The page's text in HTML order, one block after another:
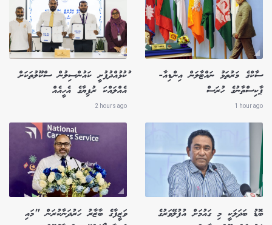
ސާކްގެ މަރުތަޅު ނައްޓާލަން އިންޑިއާ-
ޕާކިސްތާނުގެ ހުރަސް
1 hour ago
ުކުޅުއްދުފުށީ ކައުންސިލުން ސްކޫލުތަކަށް
އެއްލައްކަ ރުފިޔާގެ އެހީއެއް
2 hours ago
ބޮޑު ބަދަލަކީ މި ގައުމަށް އުފުލޭވަރުގެ
ވަޒީފާގެ ބާޒާރު ހަރުދަނާކުރަން "މައި